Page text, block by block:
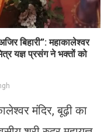
बिहारी”: महाकालेश्वर
यज्ञ प्रसंग ने भक्तों को
मंदिर, बूढ़ी का